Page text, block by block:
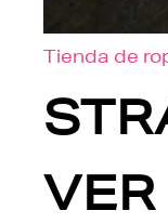
Tienda de